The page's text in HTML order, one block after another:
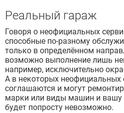
Реальный гараж
Говоря о неофициальных
способные по-разному
только в определённом
возможно выполнение лишь
например, исключительно
А в некоторых неофициальных
соглашаются и могут
марки или виды машин и вашу
будет попросту невозможно.